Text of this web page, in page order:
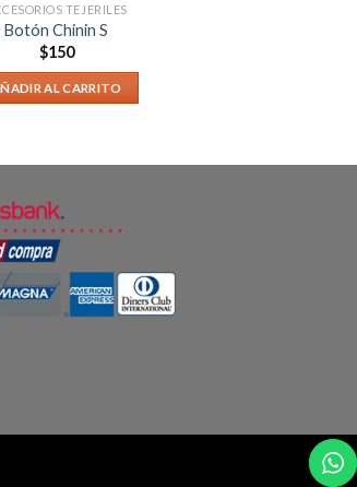
TEJERILES
Botón Chinin S
$150
AL CARRITO